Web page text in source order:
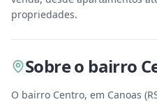
propriedades.
Sobreo bairro
O bairro Centro, em Canoas (